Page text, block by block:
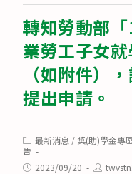
轉知勞動部
業勞工子女
（如附件）
提出申請。
Post
category:
最新消息 /獎(助)學金專
告
Post2023/09/20
Post